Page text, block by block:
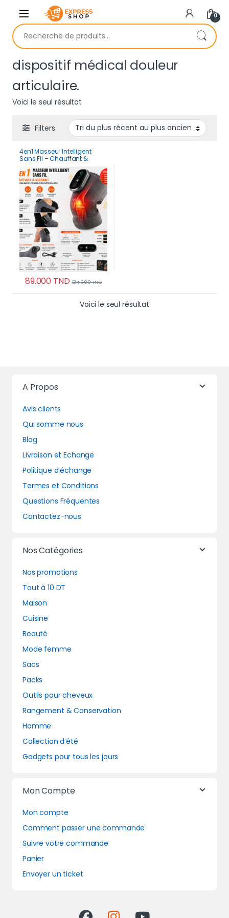
Skip to navigation
Skip to content
0
Recherche pour :
dispositif médical douleur
articulaire.
Voici le seul résultat
Filters
4en1 Masseur Intelligent
Sans Fil – Chauffant &
Douleurs Articulaires
89.000 TND 124.600TND
Voici le seul résultat
A Propos
Avis clients
Qui somme nous
Blog
Livraison et Echange
Politique d’échange
Termes et Conditions
Questions Fréquentes
Contactez-nous
Nos Catégories
Nos promotions
Tout à 10 DT
Maison
Cuisine
Beauté
Mode femme
Sacs
Packs
Outils pour cheveux
Rangement & Conservation
Homme
Collection d’été
Gadgets pour tous les jours
Mon Compte
Mon compte
Comment passer une commande
Suivre votre commande
Panier
Envoyer un ticket